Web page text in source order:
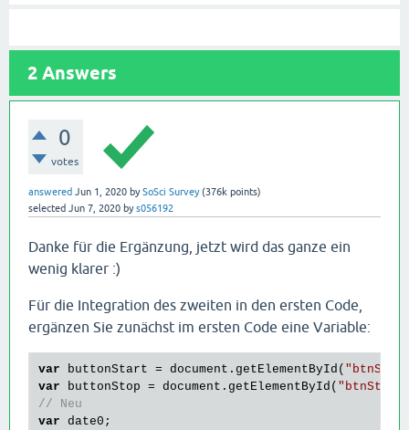
var date0 = new
var timeout = date0.getTime() + %remain% *
// Zeit berechnen
var
time = Math.ceil((timeout - date.getTime() -
// Zeit anzeigen
out = document.getElementById(
if (!out) {
return;
</ script >
2 Answers
0
votes
answered Jun 1, 2020 bySoSci Survey (376k points)
selected Jun 7, 2020 bys056192
Danke für die Ergänzung, jetzt wird das ganze ein
wenig klarer :)
Für die Integration des zweiten in den ersten Code,
ergänzen Sie zunächst im ersten Code eine Variable:
var buttonStart = document.getElementById(
var buttonStop = document.getElementById( "btnStop"
// Neu
var